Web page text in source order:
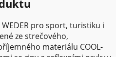
pro sport, turistiku i
ze strečového,
materiálu COOL-